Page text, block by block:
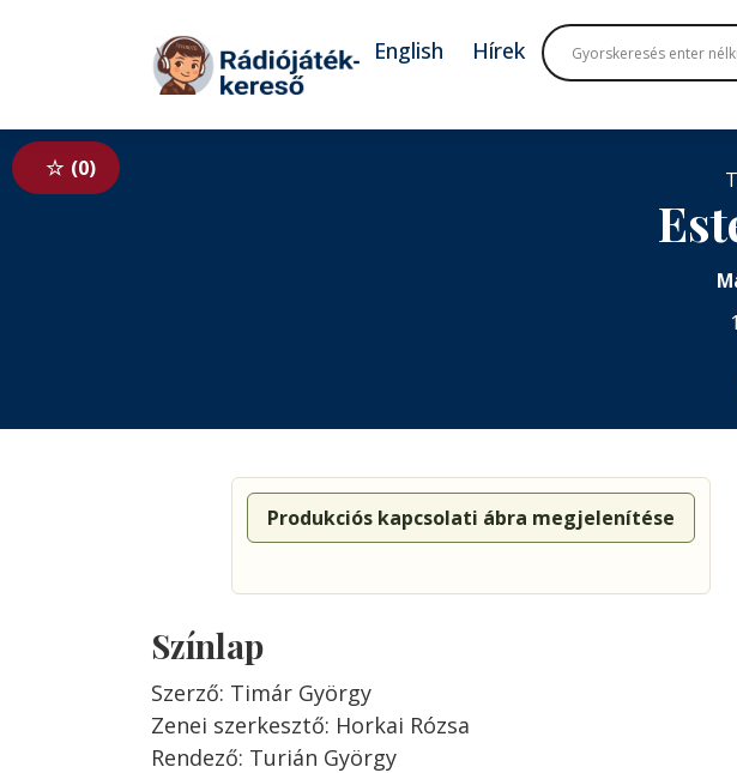
Tovább a tartalomhoz
English Hírek
0
Produkciós kapcsolati ábra megjelenítése
Színlap
Szerző: Timár György
Zenei szerkesztő: Horkai Rózsa
Rendező: Turián György